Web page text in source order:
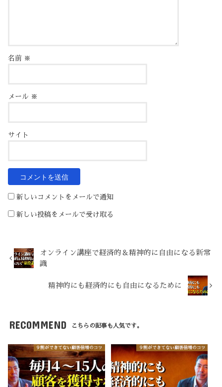
名前 ※
メール ※
サイト
新しいコメントをメールで通知
新しい投稿をメールで受け取る
オンライン講座で経済的＆精神的に自由になる新常
識
精神的にも経済的にも自由になるために
RECOMMEND こちらの記事も人気です。
９割ができてない顧客倍増のコツ ９割ができてない顧客倍増のコツ